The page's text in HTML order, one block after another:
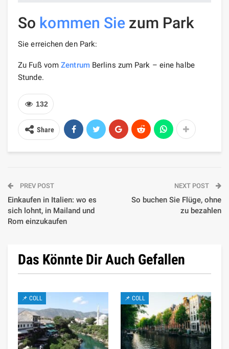
So kommen Sie zum Park
Sie erreichen den Park:
Zu Fuß vomZentrumBerlins zum Park – eine halbe
Stunde.
132
Share
PREV POST
Einkaufen in Italien: wo es
sich lohnt, in Mailand und
Rom einzukaufen
NEXT POST
So buchen Sie Flüge, ohne
zu bezahlen
Das Könnte Dir Auch Gefallen
📌 COLL 📌 COLL